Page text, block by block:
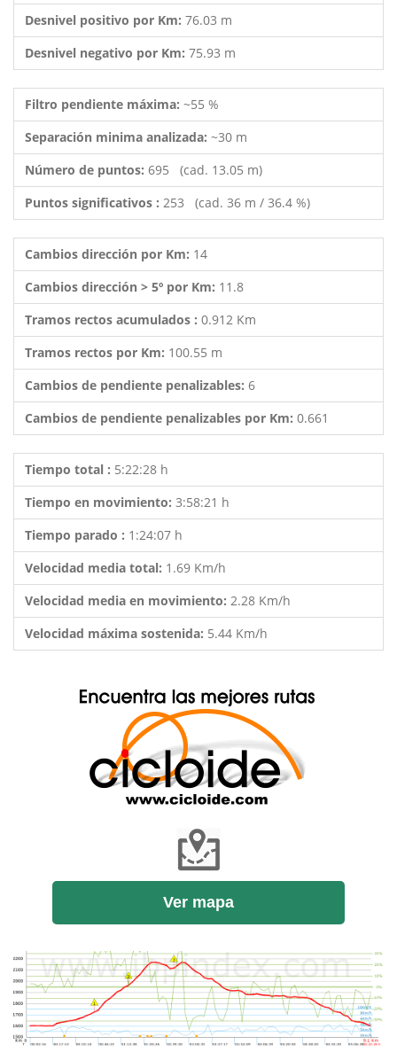
Desnivel positivo por Km: 76.03 m
Desnivel negativo por Km: 75.93 m
Filtro pendiente máxima: ~55 %
Separación minima analizada: ~30 m
Número de puntos: 695 (cad. 13.05 m)
Puntos significativos : 253 (cad. 36 m / 36.4 %)
Cambios dirección por Km: 14
Cambios dirección > 5º por Km: 11.8
Tramos rectos acumulados : 0.912 Km
Tramos rectos por Km: 100.55 m
Cambios de pendiente penalizables: 6
Cambios de pendiente penalizables por Km: 0.661
Tiempo total : 5:22:28 h
Tiempo en movimiento: 3:58:21 h
Tiempo parado : 1:24:07 h
Velocidad media total: 1.69 Km/h
Velocidad media en movimiento: 2.28 Km/h
Velocidad máxima sostenida: 5.44 Km/h
Ver mapa